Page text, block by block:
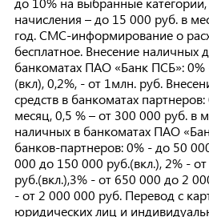
начисления – до 15 000 руб. в
год. СМС-информирование о
бесплатное. Внесение наличных
банкоматах ПАО «Банк ПСБ»:
(вкл), 0,2%, - от 1млн. руб.
средств в банкоматах
месяц, 0,5 % – от 300 000 руб. в
наличных в банкоматах ПАО
банков-партнеров: 0% - до 50
000 до 150 000 руб.(вкл.), 2% -
руб.(вкл.),3% - от 650 000 до 2
- от 2 000 000 руб. Перевод с
юридических лиц и